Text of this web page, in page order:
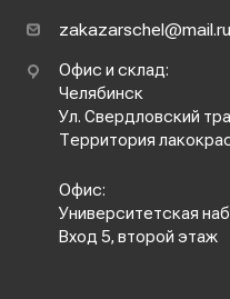
zakazarschel@mail.ru
Офис и склад:
Челябинск
Ул. Свердловский
Территория
Офис:
Университетская
Вход 5, второй этаж